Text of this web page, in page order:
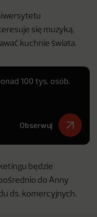
się muzyką,
kuchnie świata.
100 tys. osób.
Obserwuj
będzie
do Anny
ds. komercyjnych.